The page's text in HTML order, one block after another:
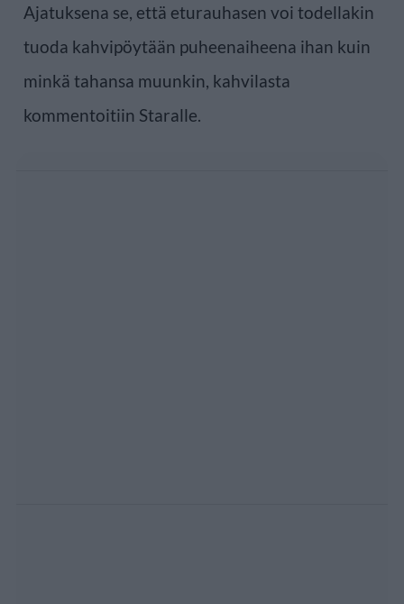
Ajatuksena se, että eturauhasen voi todellakin
tuoda kahvipöytään puheenaiheena ihan kuin
minkä tahansa muunkin, kahvilasta
kommentoitiin Staralle.